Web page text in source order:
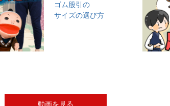
ゴム股引の
サイズの選び方
動画を見る